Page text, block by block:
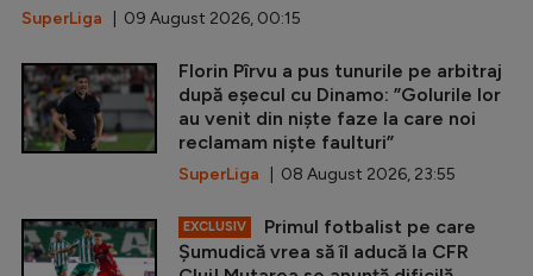
SuperLiga | 09 August 2026, 00:15
Florin Pîrvu a pus tunurile pe arbitraj
după eșecul cu Dinamo: ”Golurile lor
au venit din niște faze la care noi
reclamam niște faulturi”
SuperLiga | 08 August 2026, 23:55
EXCLUSIV
Primul fotbalist pe care
Șumudică vrea să îl aducă la CFR